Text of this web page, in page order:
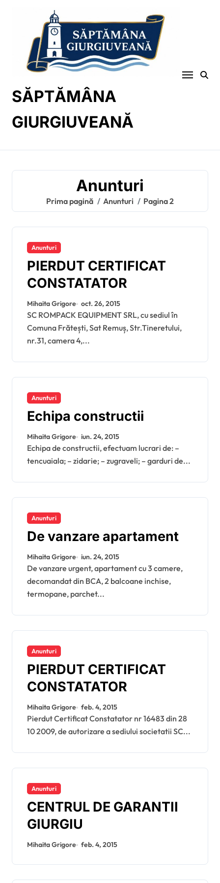
SĂPTĂMÂNA
GIURGIUVEANĂ
Anunturi
Prima pagină Anunturi Pagina 2
Anunturi
PIERDUT CERTIFICAT
CONSTATATOR
Mihaita Grigore oct. 26, 2015
SC ROMPACK EQUIPMENT SRL, cu sediul în
Comuna Frătești, Sat Remuș, Str.Tineretului,
nr.31, camera 4,...
Anunturi
Echipa constructii
Mihaita Grigore iun. 24, 2015
Echipa de constructii, efectuam lucrari de: –
tencuaiala; – zidarie; – zugraveli; – garduri de...
Anunturi
De vanzare apartament
Mihaita Grigore iun. 24, 2015
De vanzare urgent, apartament cu 3 camere,
decomandat din BCA, 2 balcoane inchise,
termopane, parchet...
Anunturi
PIERDUT CERTIFICAT
CONSTATATOR
Mihaita Grigore feb. 4, 2015
Pierdut Certificat Constatator nr 16483 din 28
10 2009, de autorizare a sediului societatii SC...
Anunturi
CENTRUL DE GARANTII
GIURGIU
Mihaita Grigore feb. 4, 2015